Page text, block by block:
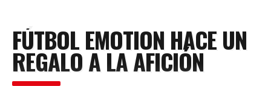
Food & Drink
Features
News
FÚTBOL EMOTION HACE UN
REGALO A LA AFICIÓN